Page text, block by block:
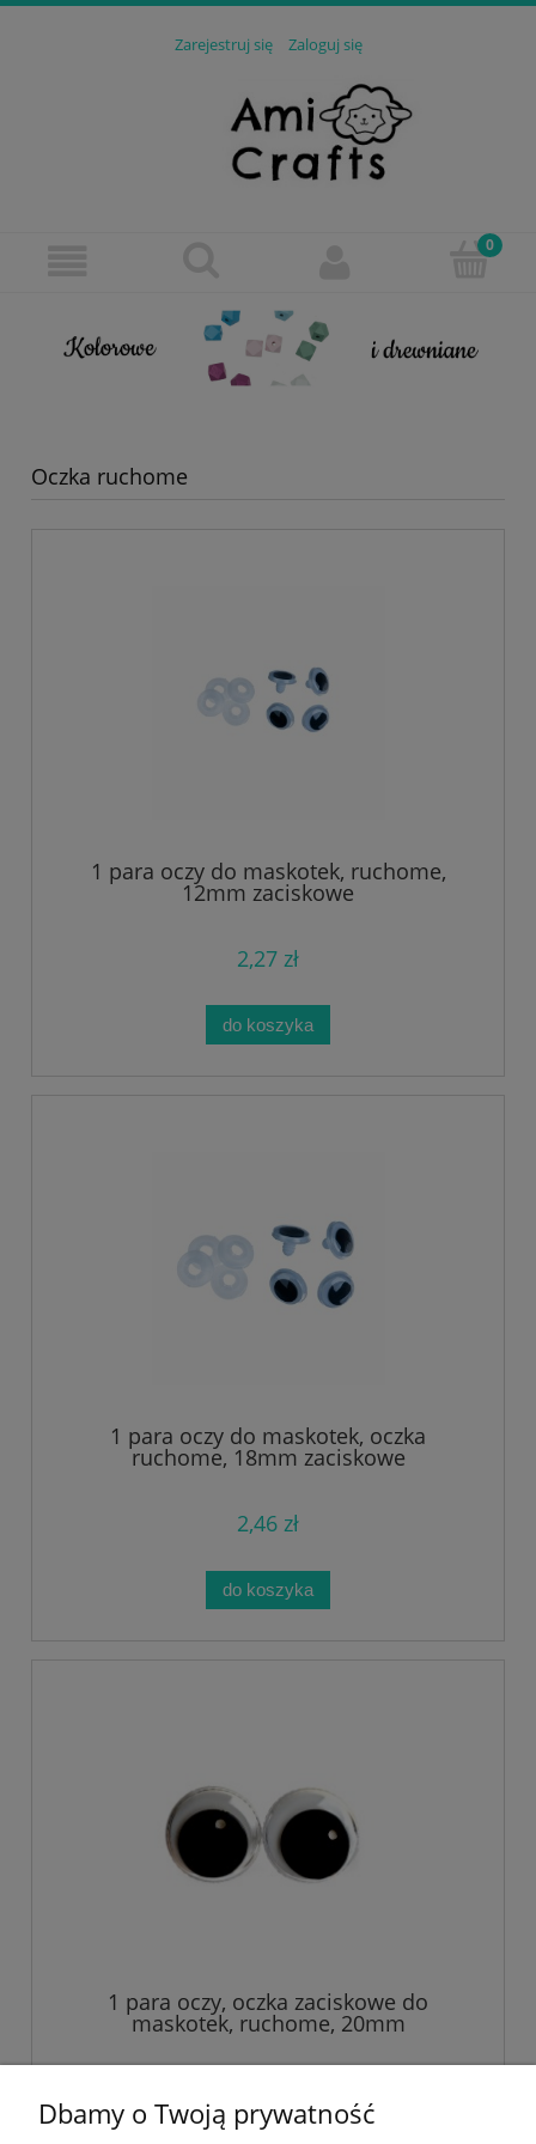
Zarejestruj się Zaloguj się
Oczka ruchome
1 para oczy do maskotek, ruchome,
12mm zaciskowe
2,27 zł
do koszyka
1 para oczy do maskotek, oczka
ruchome, 18mm zaciskowe
2,46 zł
do koszyka
1 para oczy, oczka zaciskowe do
maskotek, ruchome, 20mm
Dbamy o Twoją prywatność